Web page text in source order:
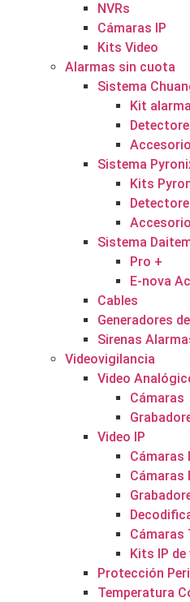
NVRs
Cámaras IP
Kits Video
Alarmas sin cuota
Sistema
Kit
Sistema
Kits
Sistema
Pro +
E-nova
Cables
Generadores
Sirenas
Videovigilancia
Video
Cámaras
Video IP
Cámaras
Cámaras
Cámaras
Kits IP
Protección
Temperatura